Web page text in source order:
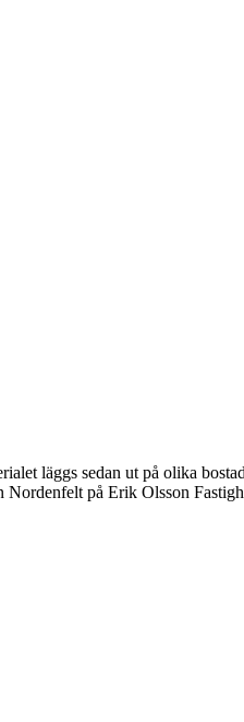
läggs sedan ut på olika
på Erik Olsson